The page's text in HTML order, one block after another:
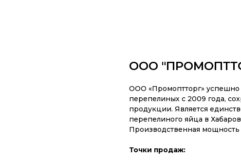
ООО
ООО «Промоптторг» успешно
перепелиных с 2009 года,
продукции. Является
перепелиного яйца в
Производственная мощность
Точки продаж: